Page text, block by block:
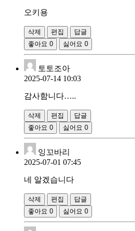
오키용
삭제 편집
답글
좋아요 0 싫어요 0
토토조아
2025-07-14 10:03
감사함니다…..
삭제 편집
답글
좋아요 0 싫어요 0
잉꼬바리
2025-07-01 07:45
네 알겠습니다
삭제 편집
답글
좋아요 0 싫어요 0